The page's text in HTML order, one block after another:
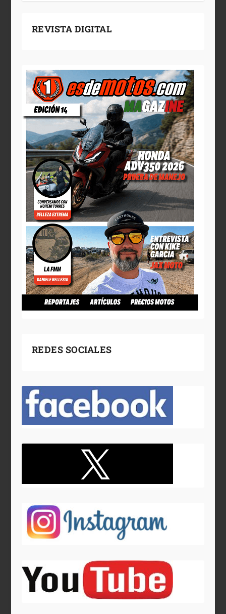
REVISTA DIGITAL
REDES SOCIALES